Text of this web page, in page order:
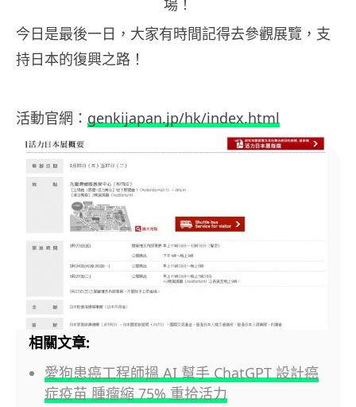
今日是最後一日，大家有時間記得去參觀展覽，支
持日本的復興之路！
活動官網： genkijapan.jp/hk/index.html
相關文章:
愛狗患癌工程師搵 AI 幫手 ChatGPT 設計癌
症疫苗 腫瘤縮 75% 重拾活力